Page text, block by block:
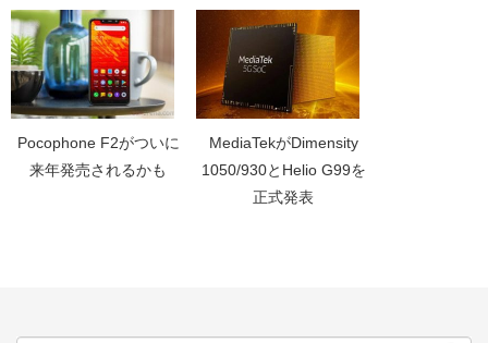
Pocophone F2がついに
来年発売されるかも
MediaTekがDimensity
1050/930とHelio G99を
正式発表